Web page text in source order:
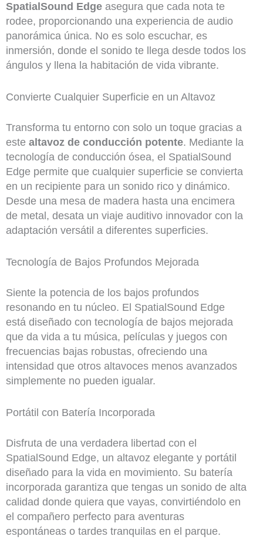
SpatialSound Edgeasegura que cada nota te
rodee, proporcionando una experiencia de audio
panorámica única. No es solo escuchar, es
inmersión, donde el sonido te llega desde todos los
ángulos y llena la habitación de vida vibrante.
Convierte Cualquier Superficie en un Altavoz
Transforma tu entorno con solo un toque gracias a
este altavoz de conducción potente. Mediante la
tecnología de conducción ósea, el SpatialSound
Edge permite que cualquier superficie se convierta
en un recipiente para un sonido rico y dinámico.
Desde una mesa de madera hasta una encimera
de metal, desata un viaje auditivo innovador con la
adaptación versátil a diferentes superficies.
Tecnología de Bajos Profundos Mejorada
Siente la potencia de los bajos profundos
resonando en tu núcleo. El SpatialSound Edge
está diseñado con tecnología de bajos mejorada
que da vida a tu música, películas y juegos con
frecuencias bajas robustas, ofreciendo una
intensidad que otros altavoces menos avanzados
simplemente no pueden igualar.
Portátil con Batería Incorporada
Disfruta de una verdadera libertad con el
SpatialSound Edge, un altavoz elegante y portátil
diseñado para la vida en movimiento. Su batería
incorporada garantiza que tengas un sonido de alta
calidad donde quiera que vayas, convirtiéndolo en
el compañero perfecto para aventuras
espontáneas o tardes tranquilas en el parque.